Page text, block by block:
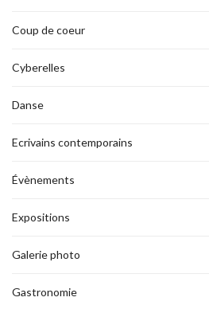
Coup de coeur
Cyberelles
Danse
Ecrivains contemporains
Évènements
Expositions
Galerie photo
Gastronomie